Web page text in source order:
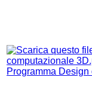
Programma